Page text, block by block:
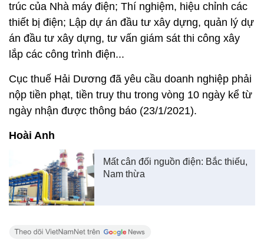
trúc của Nhà máy điện; Thí nghiệm, hiệu chỉnh các
thiết bị điện; Lập dự án đầu tư xây dựng, quản lý dự
án đầu tư xây dựng, tư vấn giám sát thi công xây
lắp các công trình điện...
Cục thuế Hải Dương đã yêu cầu doanh nghiệp phải
nộp tiền phạt, tiền truy thu trong vòng 10 ngày kể từ
ngày nhận được thông báo (23/1/2021).
Hoài Anh
Mất cân đối nguồn điện: Bắc thiếu,
Nam thừa